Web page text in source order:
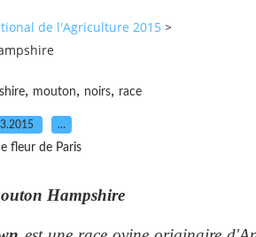
de l'Agriculture 2015 >
, mouton, noirs, race
…
fleur de Paris
Hampshire